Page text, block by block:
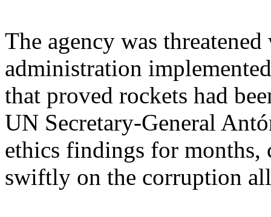
The agency was
administration
that proved rockets had
UN Secretary-General
ethics findings for months,
swiftly on the corruption